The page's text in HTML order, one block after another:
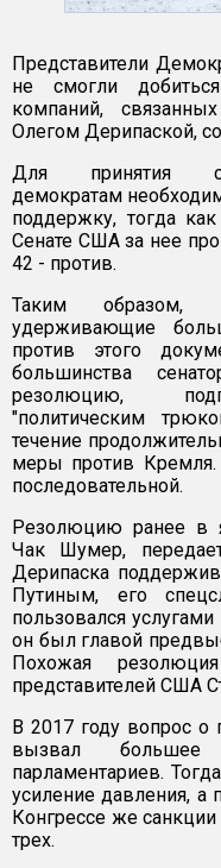
Представители
не смогли
компаний,
Олегом Дерипаской,
Для принятия
демократам
поддержку, тогда
Сенате США за нее
42 - против.
Таким образом,
удерживающие
против этого
большинства
резолюцию,
"политическим
течение
меры против Кремля.
последовательной.
Резолюцию ранее в
Чак Шумер,
Дерипаска
Путиным, его
пользовался
он был главой
Похожая
представителей США
В 2017 году вопрос о
вызвал большее
парламентариев.
усиление давления, а
Конгрессе же
трех.